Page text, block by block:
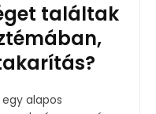
találtak
alapos